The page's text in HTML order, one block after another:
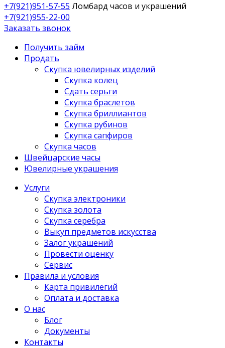
+7(921)951-57-55 Ломбард часов и украшений
+7(921)955-22-00
Заказать звонок
Получить займ
Продать
Скупка ювелирных изделий
Скупка колец
Сдать серьги
Скупка браслетов
Скупка бриллиантов
Скупка рубинов
Скупка сапфиров
Скупка часов
Швейцарские часы
Ювелирные украшения
Услуги
Скупка электроники
Скупка золота
Скупка серебра
Выкуп предметов искусства
Залог украшений
Провести оценку
Сервис
Правила и условия
Карта привилегий
Оплата и доставка
О нас
Блог
Документы
Контакты